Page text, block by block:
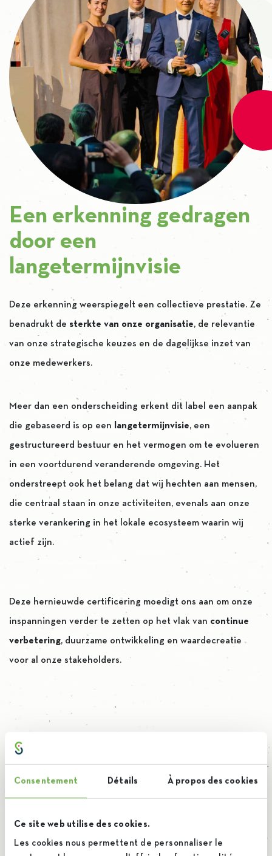
Consentement Détails À propos des cookies
Ce site web utilise des cookies.
Les cookies nous permettent de personnaliser le
Een erkenning gedragen
door een
langetermijnvisie
Deze erkenning weerspiegelt een collectieve prestatie. Ze
benadrukt de sterkte van onze organisatie, de relevantie
van onze strategische keuzes en de dagelijkse inzet van
onze medewerkers.
Meer dan een onderscheiding erkent dit label een aanpak
die gebaseerd is op een langetermijnvisie, een
gestructureerd bestuur en het vermogen om te evolueren
in een voortdurend veranderende omgeving. Het
onderstreept ook het belang dat wij hechten aan mensen,
die centraal staan in onze activiteiten, evenals aan onze
sterke verankering in het lokale ecosysteem waarin wij
actief zijn.
Deze hernieuwde certificering moedigt ons aan om onze
inspanningen verder te zetten op het vlak van continue
verbetering, duurzame ontwikkeling en waardecreatie
voor al onze stakeholders.
“Deze nieuwe erkenning bewijst dat we
op de juiste weg zitten. We mogen hier
trots op zijn en dit samen vieren. Het is
het resultaat van een gestructureerde
aanpak rond onze strategie,